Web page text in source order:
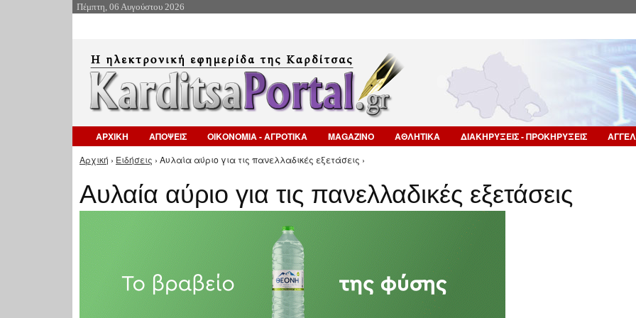
Πέμπτη, 06 Αυγούστου 2026
ΑΡΧΙΚΗ ΑΠΟΨΕΙΣ ΟΙΚΟΝΟΜΙΑ - ΑΓΡΟΤΙΚΑ MAGAZINO ΑΘΛΗΤΙΚΑ ΔΙΑΚΗΡΥΞΕΙΣ - ΠΡΟΚΗΡΥΞΕΙΣ
Είστε εδώ
Αρχική › Ειδήσεις › Αυλαία αύριο για τις πανελλαδικές εξετάσεις ›
Αυλαία αύριο για τις πανελλαδικές εξετάσεις